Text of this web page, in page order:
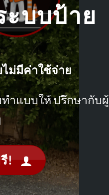
ะบบป้าย
ม่มีค่าใช้จ่าย
ำแบบให้ ปรึกษากับผู้
!